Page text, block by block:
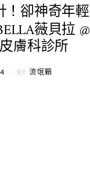
！卻神奇年輕
薇貝拉 @
膚科診所
BY 流氓顆